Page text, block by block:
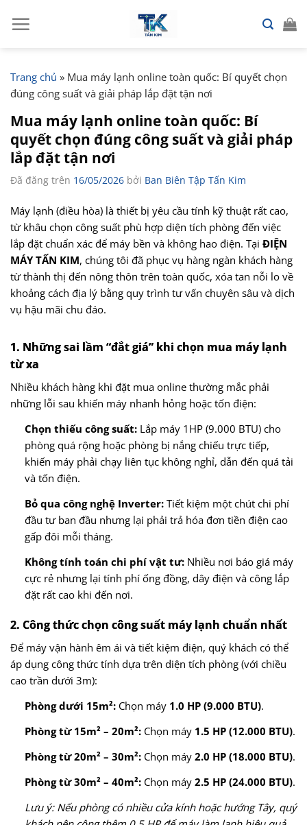
đến
Trang chủ » Mua máy lạnh online toàn quốc: Bí quyết chọn
đúng công suất và giải pháp lắp đặt tận nơi
Mua máy lạnh online toàn quốc: Bí
quyết chọn đúng công suất và giải pháp
lắp đặt tận nơi
Đã đăng trên 16/05/2026 bởi Ban Biên Tập Tấn Kim
Máy lạnh (điều hòa) là thiết bị yêu cầu tính kỹ thuật rất cao,
từ khâu chọn công suất phù hợp diện tích phòng đến việc
lắp đặt chuẩn xác để máy bền và không hao điện. Tại ĐIỆN
MÁY TẤN KIM, chúng tôi đã phục vụ hàng ngàn khách hàng
từ thành thị đến nông thôn trên toàn quốc, xóa tan nỗi lo về
khoảng cách địa lý bằng quy trình tư vấn chuyên sâu và dịch
vụ hậu mãi chu đáo.
1. Những sai lầm “đắt giá” khi chọn mua máy lạnh
từ xa
Nhiều khách hàng khi đặt mua online thường mắc phải
những lỗi sau khiến máy nhanh hỏng hoặc tốn điện:
Chọn thiếu công suất:Lắp máy 1HP (9.000 BTU) cho
phòng quá rộng hoặc phòng bị nắng chiếu trực tiếp,
khiến máy phải chạy liên tục không nghỉ, dẫn đến quá tải
và tốn điện.
Bỏ qua công nghệ Inverter:Tiết kiệm một chút chi phí
đầu tư ban đầu nhưng lại phải trả hóa đơn tiền điện cao
gấp đôi mỗi tháng.
Không tính toán chi phí vật tư:Nhiều nơi báo giá máy
cực rẻ nhưng lại tính phí ống đồng, dây điện và công lắp
đặt rất cao khi đến nơi.
2. Công thức chọn công suất máy lạnh chuẩn nhất
Để máy vận hành êm ái và tiết kiệm điện, quý khách có thể
áp dụng công thức tính dựa trên diện tích phòng (với chiều
cao trần dưới 3m):
Phòng dưới 15m²:Chọn máy 1.0 HP (9.000 BTU).
Phòng từ 15m² – 20m²:Chọn máy 1.5 HP (12.000 BTU).
Phòng từ 20m² – 30m²:Chọn máy 2.0 HP (18.000 BTU).
Phòng từ 30m² – 40m²:Chọn máy 2.5 HP (24.000 BTU).
Lưu ý: Nếu phòng có nhiều cửa kính hoặc hướng Tây, quý